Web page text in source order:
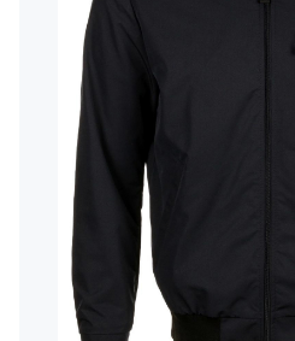
Cart
Become a member
Register
Log in